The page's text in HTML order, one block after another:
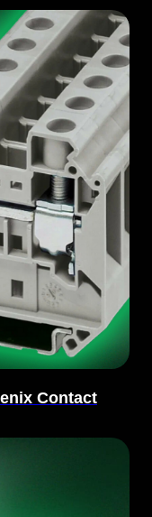
Contact